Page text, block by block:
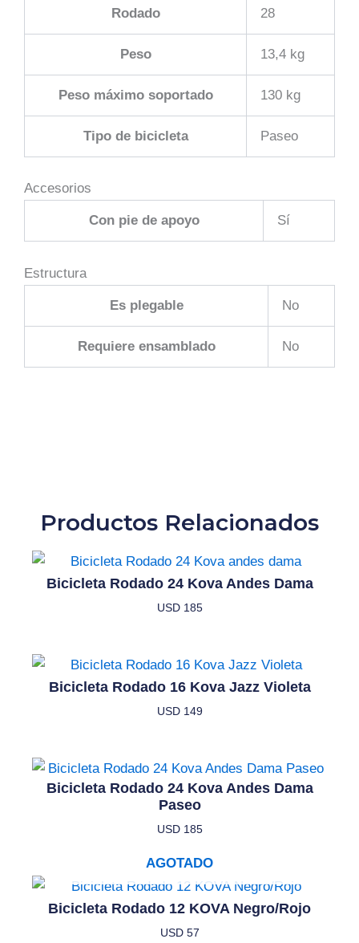
Rodado 28
Peso 13,4 kg
Peso máximo soportado 130 kg
Tipo de bicicleta Paseo
Accesorios
Con pie de apoyo Sí
Estructura
Es plegable No
Requiere ensamblado No
Productos Relacionados
Bicicleta Rodado 24 Kova Andes Dama
USD185
Bicicleta Rodado 16 Kova Jazz Violeta
USD149
Bicicleta Rodado 24 Kova Andes Dama
Paseo
USD185
AGOTADO
Bicicleta Rodado 12 KOVA Negro/Rojo
USD57